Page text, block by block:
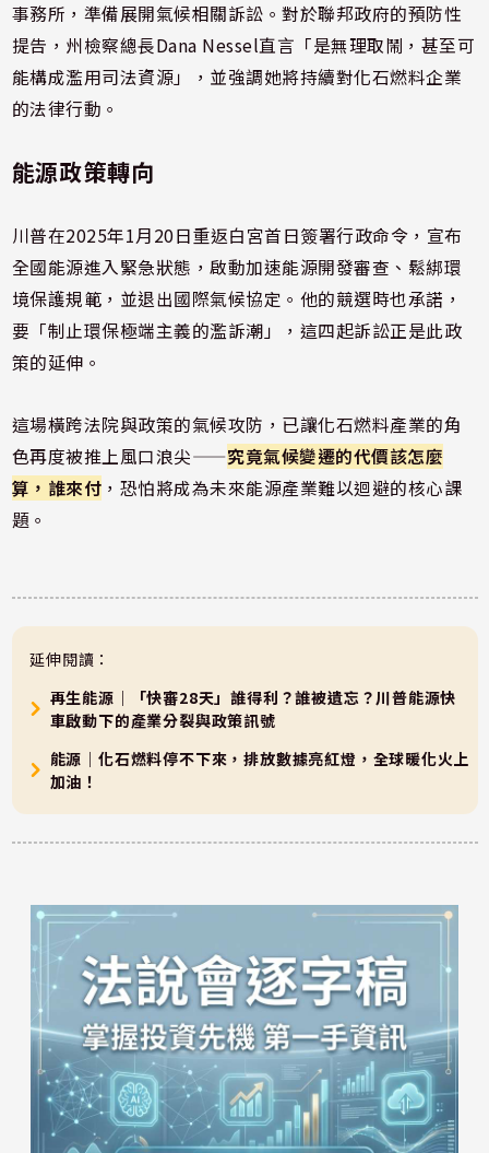
事務所，準備展開氣候相關訴訟。對於聯邦政府的預防性
提告，州檢察總長Dana Nessel直言「是無理取鬧，甚至可
能構成濫用司法資源」，並強調她將持續對化石燃料企業
的法律行動。
能源政策轉向
川普在2025年1月20日重返白宮首日簽署行政命令，宣布
全國能源進入緊急狀態，啟動加速能源開發審查、鬆綁環
境保護規範，並退出國際氣候協定。他的競選時也承諾，
要「制止環保極端主義的濫訴潮」，這四起訴訟正是此政
策的延伸。
這場橫跨法院與政策的氣候攻防，已讓化石燃料產業的角
色再度被推上風口浪尖——究竟氣候變遷的代價該怎麼
算，誰來付 ，恐怕將成為未來能源產業難以迴避的核心課
題。
延伸閱讀：
再生能源｜「快審28天」誰得利？誰被遺忘？川普能源快
車啟動下的產業分裂與政策訊號
能源｜化石燃料停不下來，排放數據亮紅燈，全球暖化火上
加油！